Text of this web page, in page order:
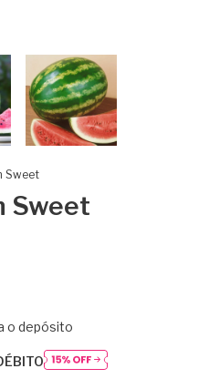
Sweet
Sweet
o depósito